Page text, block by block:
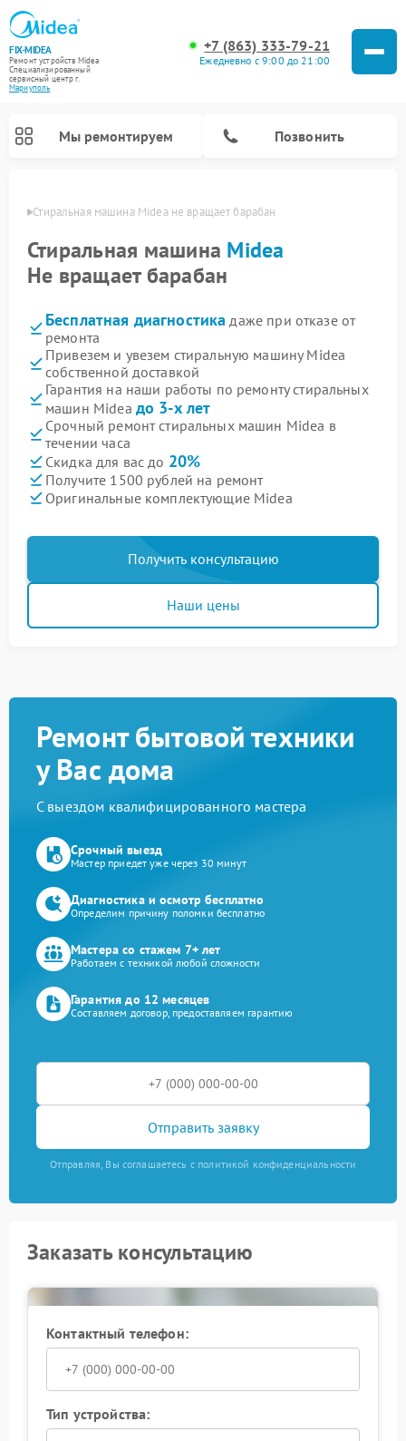
FIX-MIDEA
Ремонт устройств Midea
Специализированный
cервисный центр г.
Мариуполь
+7 (863) 333-79-21
Ежедневно с 9:00 до 21:00
Мы ремонтируем Позвонить
Стиральная машина Midea не вращает барабан
Стиральная машина Midea
Не вращает барабан
Бесплатная диагностика даже при отказе от
ремонта
Привезем и увезем стиральную машину Midea
собственной доставкой
Гарантия на наши работы по ремонту стиральных
машин Midea до 3-х лет
Срочный ремонт стиральных машин Midea в
течении часа
Скидка для вас до 20%
Получите 1500 рублей на ремонт
Оригинальные комплектующие Midea
Получить консультацию
Наши цены
Ремонт бытовой техники
у Вас дома
С выездом квалифицированного мастера
Срочный выезд
Мастер приедет уже через 30 минут
Диагностика и осмотр бесплатно
Определим причину поломки бесплатно
Мастера со стажем 7+ лет
Работаем с техникой любой сложности
Гарантия до 12 месяцев
Составляем договор, предоставляем гарантию
Отправить заявку
Отправляя, Вы соглашаетесь с политикой конфиденциальности
Заказать консультацию
Контактный телефон:
Тип устройства: